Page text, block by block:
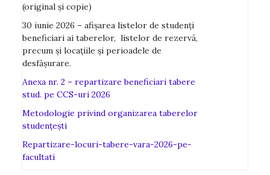
(original şi copie)
30 iunie 2026 – afişarea listelor de studenţi
beneficiari ai taberelor, listelor de rezervă,
precum şi locaţiile şi perioadele de
desfăşurare.
Anexa nr. 2 – repartizare beneficiari tabere
stud. pe CCS-uri 2026
Metodologie privind organizarea taberelor
studenţeşti
Repartizare-locuri-tabere-vara-2026-pe-
facultati